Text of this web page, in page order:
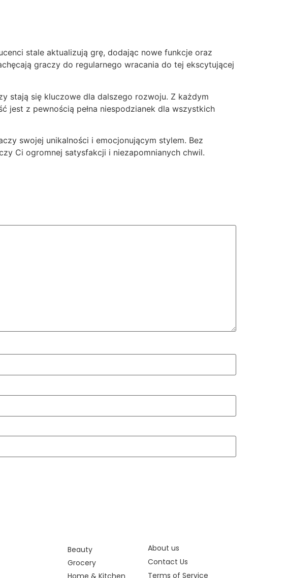
stale aktualizują grę, dodając nowe funkcje oraz
graczy do regularnego wracania do tej ekscytującej
stają się kluczowe dla dalszego rozwoju. Z każdym
jest z pewnością pełna niespodzianek dla wszystkich
swojej unikalności i emocjonującym stylem. Bez
Ci ogromnej satysfakcji i niezapomnianych chwil.
Beauty
Grocery
About us
Contact Us
Terms of Service